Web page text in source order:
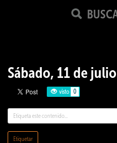
Sábado, 11 de julio
visto 0
Etiquetar